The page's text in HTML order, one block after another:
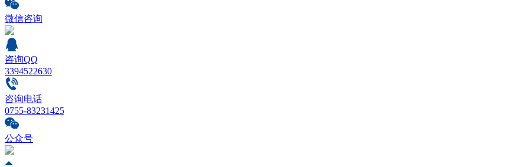
微信咨询
咨询QQ
3394522630
咨询电话
0755-83231425
公众号